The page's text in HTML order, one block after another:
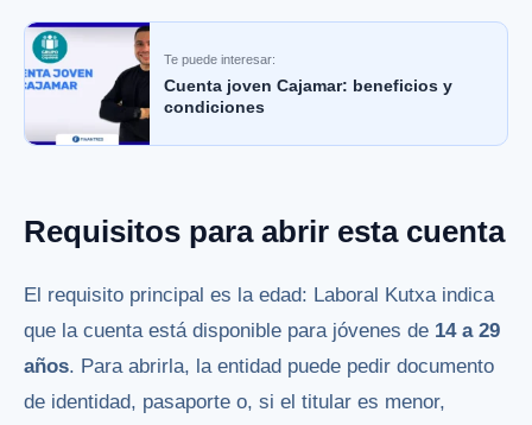
Te puede interesar:
Cuenta joven Cajamar: beneficios y
condiciones
Requisitos para abrir esta cuenta
El requisito principal es la edad: Laboral Kutxa indica
que la cuenta está disponible para jóvenes de 14 a 29
años. Para abrirla, la entidad puede pedir documento
de identidad, pasaporte o, si el titular es menor,